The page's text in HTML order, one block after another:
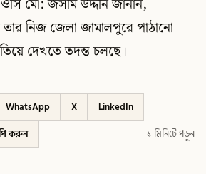
ওসি মো: জসীম উদ্দীন জানান,
নিজ জেলা জামালপুরে পাঠানো
দেখতে তদন্ত চলছে।
WhatsApp X
LinkedIn
করুন ১ মিনিটে পড়ুন